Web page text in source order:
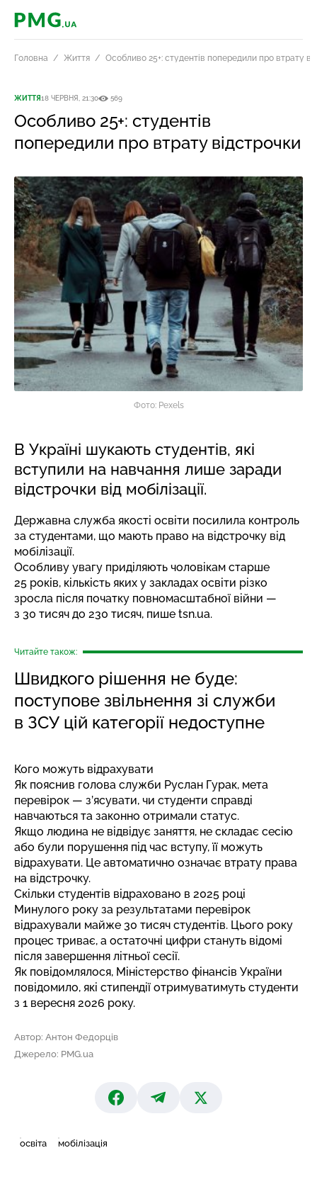
PMG.ua
Головна Життя Особливо 25+: студентів попередили про втрату
ЖИТТЯ18 ЧЕРВНЯ, 21:30 569
Особливо 25+: студентів
попередили про втрату відстрочки
Фото: Pexels
В Україні шукають студентів, які
вступили на навчання лише заради
відстрочки від мобілізації.
Державна служба якості освіти посилила контроль
за студентами, що мають право на відстрочку від
мобілізації.
Особливу увагу приділяють чоловікам старше
25 років, кількість яких у закладах освіти різко
зросла після початку повномасштабної війни —
з 30 тисяч до 230 тисяч, пише tsn.ua.
Читайте також:
Швидкого рішення не буде:
поступове звільнення зі служби
в ЗСУ цій категорії недоступне
Кого можуть відрахувати
Як пояснив голова служби Руслан Гурак, мета
перевірок — з’ясувати, чи студенти справді
навчаються та законно отримали статус.
Якщо людина не відвідує заняття, не складає сесію
або були порушення під час вступу, її можуть
відрахувати. Це автоматично означає втрату права
на відстрочку.
Скільки студентів відраховано в 2025 році
Минулого року за результатами перевірок
відрахували майже 30 тисяч студентів. Цього року
процес триває, а остаточні цифри стануть відомі
після завершення літньої сесії.
Як повідомлялося, Міністерство фінансів України
повідомило, які стипендії отримуватимуть студенти
з 1 вересня 2026 року.
Автор: Антон Федорців
Джерело: PMG.ua
освіта мобілізація